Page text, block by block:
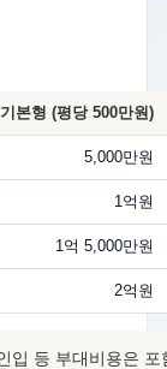
기본형 (평당 500만원)
5,000만원
1억원
1억 5,000만원
2억원
입 등 부대비용은 포